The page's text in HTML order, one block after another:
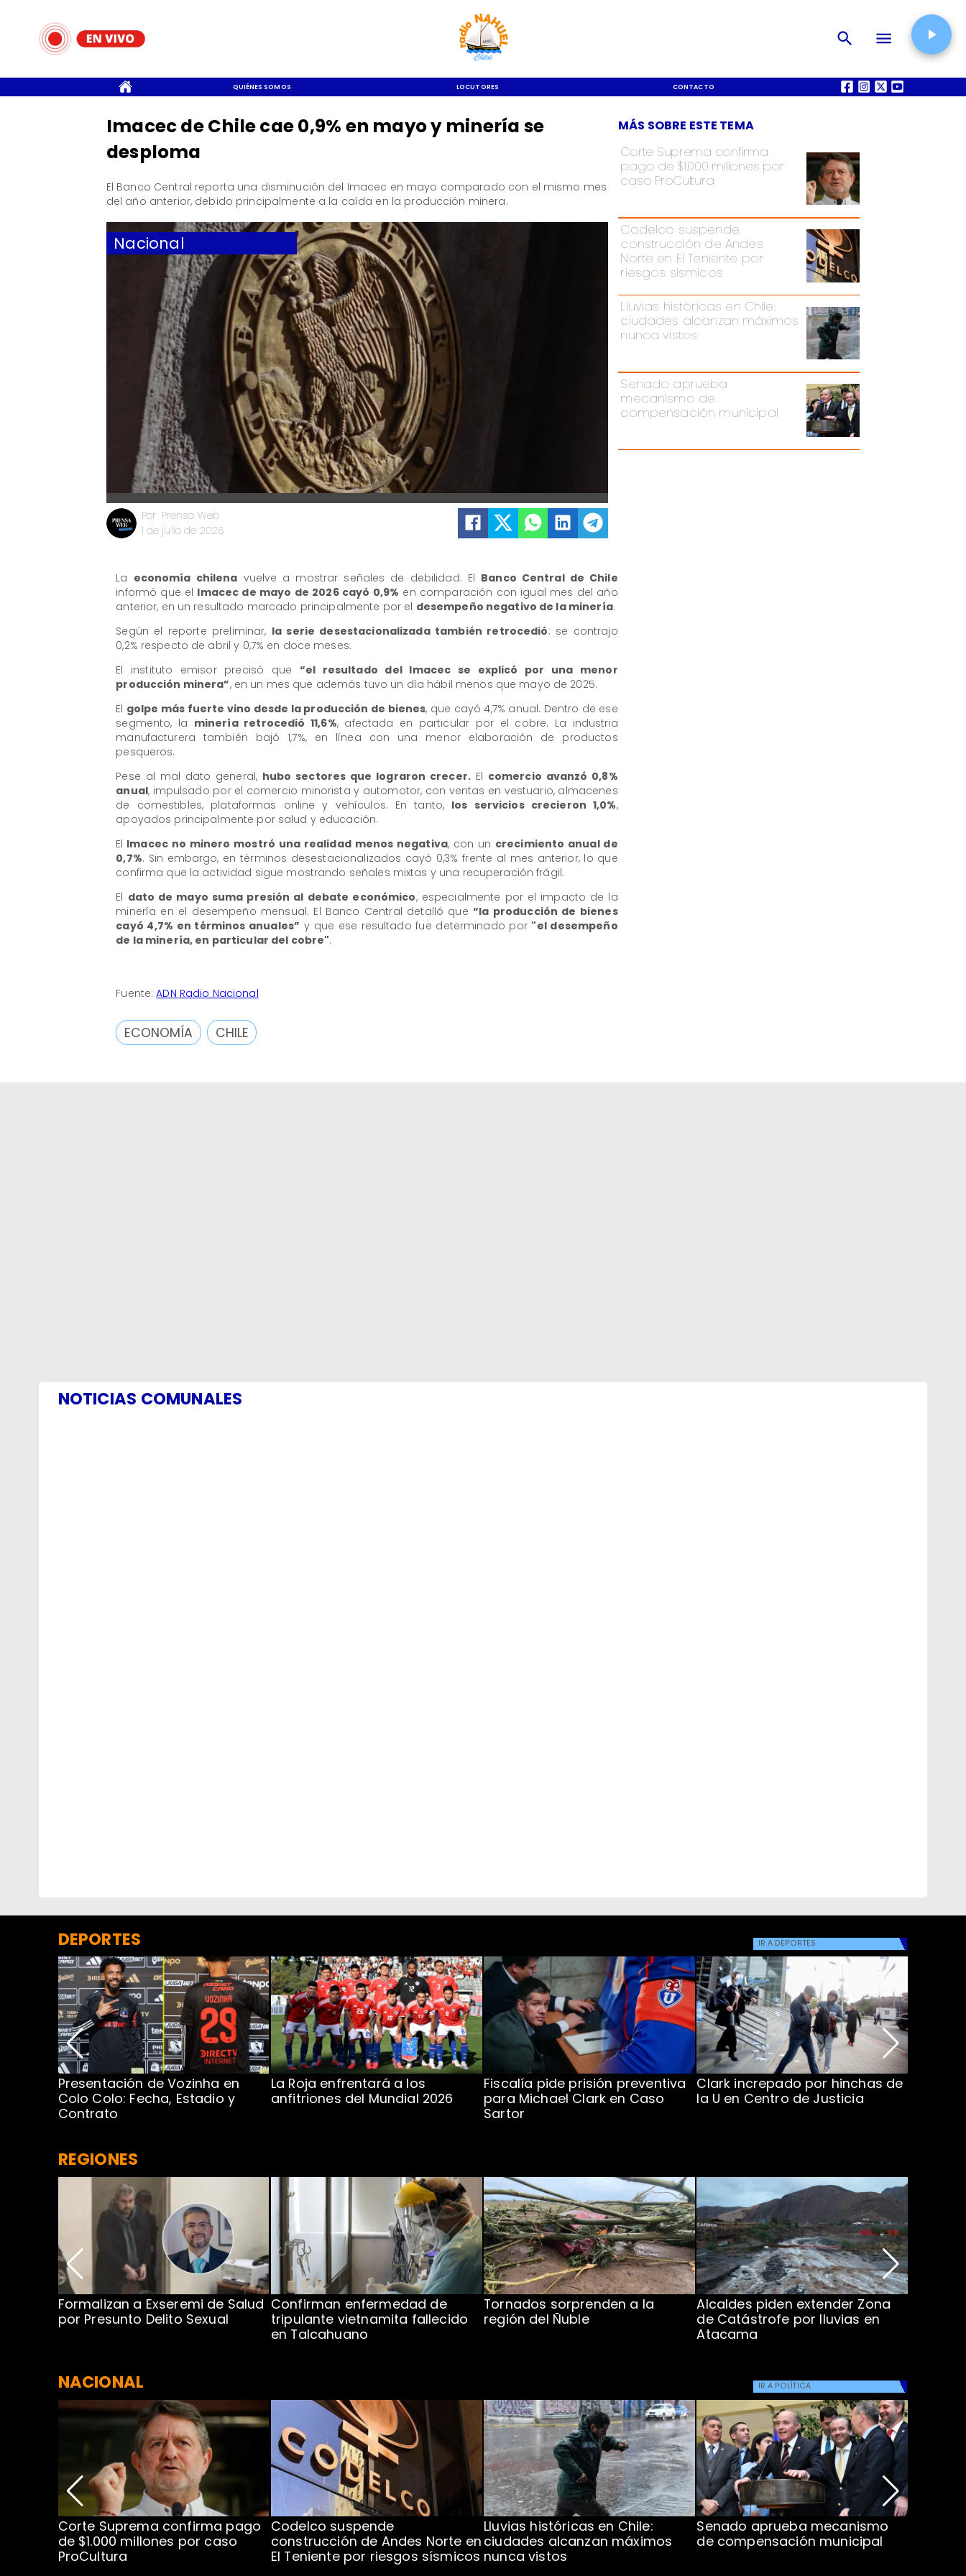
QUIÉNES SOMOS LOCUTORES CONTACTO QUIÉNES SOMOS
Nacional
Prensa Web
Por
1 de julio de 2026
Corte Suprema confirma
pago de $1.000 millones por
caso ProCultura
Codelco suspende
construcción de Andes
Norte en El Teniente por
riesgos sísmicos
Lluvias históricas en Chile:
ciudades alcanzan máximos
nunca vistos
Senado aprueba
mecanismo de
compensación municipal
MÁS SOBRE ESTE TEMA
Imacec de Chile cae 0,9% en mayo y minería se
desploma
El Banco Central reporta una disminución del Imacec en mayo comparado con el mismo mes
del año anterior, debido principalmente a la caída en la producción minera.
La economía chilena vuelve a mostrar señales de debilidad. El Banco Central de Chile
informó que el Imacec de mayo de 2026 cayó 0,9% en comparación con igual mes del año
anterior, en un resultado marcado principalmente por el desempeño negativo de la minería.
Según el reporte preliminar, la serie desestacionalizada también retrocedió: se contrajo
0,2% respecto de abril y 0,7% en doce meses.
El instituto emisor precisó que “el resultado del Imacec se explicó por una menor
producción minera”, en un mes que además tuvo un día hábil menos que mayo de 2025.
El golpe más fuerte vino desde la producción de bienes, que cayó 4,7% anual. Dentro de ese
segmento, la minería retrocedió 11,6%, afectada en particular por el cobre. La industria
manufacturera también bajó 1,7%, en línea con una menor elaboración de productos
pesqueros.
Pese al mal dato general, hubo sectores que lograron crecer.El comercio avanzó 0,8%
anual, impulsado por el comercio minorista y automotor, con ventas en vestuario, almacenes
de comestibles, plataformas online y vehículos. En tanto, los servicios crecieron 1,0%,
apoyados principalmente por salud y educación.
El Imacec no minero mostró una realidad menos negativa, con un crecimiento anual de
0,7%. Sin embargo, en términos desestacionalizados cayó 0,3% frente al mes anterior, lo que
confirma que la actividad sigue mostrando señales mixtas y una recuperación frágil.
El dato de mayo suma presión al debate económico, especialmente por el impacto de la
minería en el desempeño mensual. El Banco Central detalló que“la producción de bienes
cayó 4,7% en términos anuales” y que ese resultado fue determinado por "el desempeño
de la minería, en particular del cobre".
Fuente:ADN Radio Nacional
ECONOMÍA CHILE
NOTICIAS COMUNALES
DEPORTES IR A DEPORTES
Presentación de Vozinha en
Colo Colo: Fecha, Estadio y
Contrato
La Roja enfrentará a los
anfitriones del Mundial 2026
Fiscalía pide prisión preventiva
para Michael Clark en Caso
Sartor
Clark increpado por hinchas de
la U en Centro de Justicia
REGIONES
Formalizan a Exseremi de Salud
por Presunto Delito Sexual
Confirman enfermedad de
tripulante vietnamita fallecido
en Talcahuano
Tornados sorprenden a la
región del Ñuble
Alcaldes piden extender Zona
de Catástrofe por lluvias en
Atacama
NACIONAL IR A POLÍTICA
Corte Suprema confirma pago
de $1.000 millones por caso
ProCultura
Codelco suspende
construcción de Andes Norte en
El Teniente por riesgos sísmicos
Lluvias históricas en Chile:
ciudades alcanzan máximos
nunca vistos
Senado aprueba mecanismo
de compensación municipal